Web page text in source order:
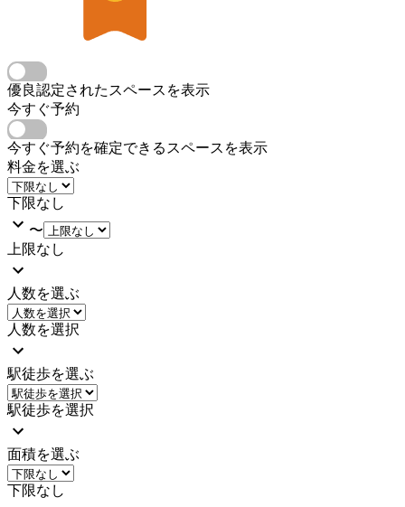
優良認定されたスペースを表示
今すぐ予約
今すぐ予約を確定できるスペースを表示
料金を選ぶ
下限なし
〜
上限なし
人数を選ぶ
人数を選択
駅徒歩を選ぶ
駅徒歩を選択
面積を選ぶ
下限なし